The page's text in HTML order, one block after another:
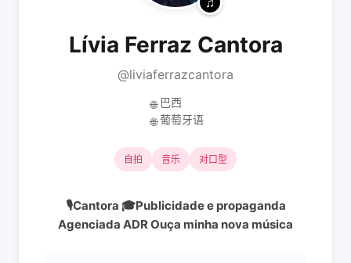
Lívia Ferraz Cantora
@liviaferrazcantora
🌐 巴西
🌐 葡萄牙语
自拍 音乐 对口型
🎙Cantora 🎓Publicidade e propaganda
Agenciada ADR Ouça minha nova música